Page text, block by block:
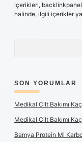
içerikleri,
halinde, ilgili içerikler
SON YORUMLAR
Medikal Cilt Bakımı
Medikal Cilt Bakımı
Bamya Protein Mi